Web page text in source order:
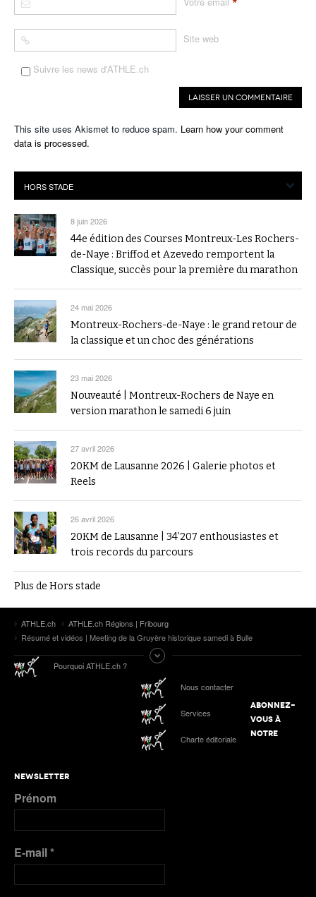
Site web
Suivre les news d'ATHLE.ch
This site uses Akismet to reduce spam. Learn how your comment
data is processed.
8 juin 2026
44e édition des Courses Montreux-Les Rochers-
de-Naye : Briffod et Azevedo remportent la
Classique, succès pour la première du marathon
24 mai 2026
Montreux-Rochers-de-Naye : le grand retour de
la classique et un choc des générations
23 mai 2026
Nouveauté | Montreux-Rochers de Naye en
version marathon le samedi 6 juin
27 avril 2026
20KM de Lausanne 2026 | Galerie photos et
Reels
26 avril 2026
20KM de Lausanne | 34’207 enthousiastes et
trois records du parcours
Plus de Hors stade
ATHLE.ch
ATHLE.ch Régions | Fribourg
Résumé et vidéos | Meeting de la Gruyère historique samedi à Bulle
Pourquoi ATHLE.ch ?
Nous contacter
Services
Charte éditoriale
ABONNEZ-
VOUS À
NOTRE
NEWSLETTER
Prénom
E-mail*